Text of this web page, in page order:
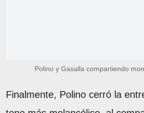
Polino y Gasalla compartiendo
Finalmente, Polino cerró la